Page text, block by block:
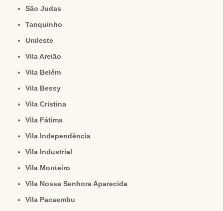
São Judas
Tanquinho
Unileste
Vila Areião
Vila Belém
Vila Bessy
Vila Cristina
Vila Fátima
Vila Independência
Vila Industrial
Vila Monteiro
Vila Nossa Senhora Aparecida
Vila Pacaembu